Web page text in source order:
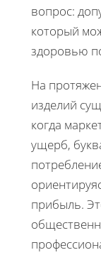
вопрос:
который
здоровью
На
изделий
когда
ущерб,
прибыль.